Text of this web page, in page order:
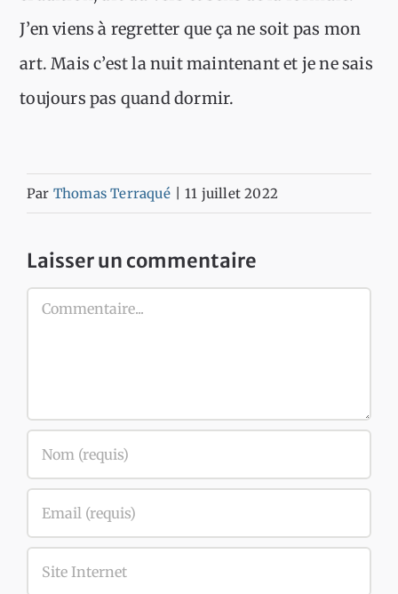
J’en viens à regretter que ça ne soit pas mon
art. Mais c’est la nuit maintenant et je ne sais
toujours pas quand dormir.
Par Thomas Terraqué 11 juillet 2022
Laisser un commentaire
Commentaire